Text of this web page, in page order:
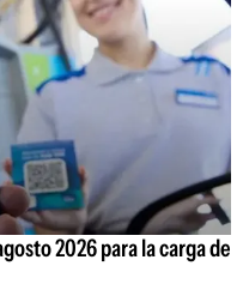
2026 para la carga de